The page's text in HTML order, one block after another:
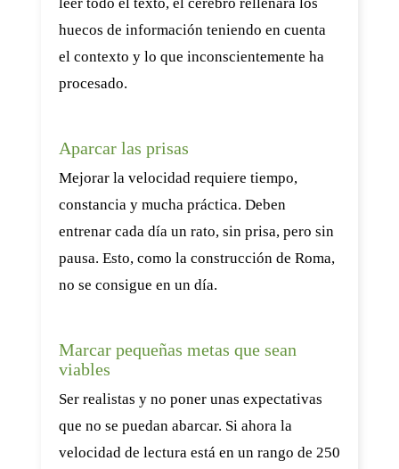
huecos de información teniendo en cuenta
el contexto y lo que inconscientemente ha
procesado.
Aparcar las prisas
Mejorar la velocidad requiere tiempo,
constancia y mucha práctica. Deben
entrenar cada día un rato, sin prisa, pero sin
pausa. Esto, como la construcción de Roma,
no se consigue en un día.
Marcar pequeñas metas que sean
viables
Ser realistas y no poner unas expectativas
que no se puedan abarcar. Si ahora la
velocidad de lectura está en un rango de 250